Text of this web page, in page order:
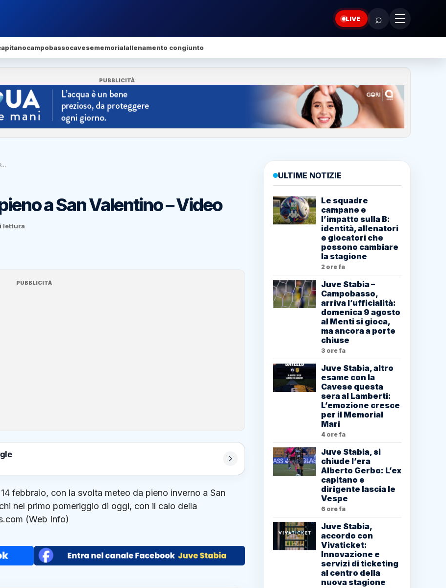
LIVE ⌕
campobassocavesememorialallenamento congiunto
PUBBLICITÀ
a San Valentino – Video
lettura
PUBBLICITÀ
febbraio, con la svolta meteo da pieno inverno a San
nel primo pomeriggio di oggi, con il calo della
(Web Info)
ULTIME NOTIZIE
Le squadre
campane e
l’impatto sulla B:
identità, allenatori
e giocatori che
possono cambiare
la stagione
2 ore fa
Juve Stabia –
Campobasso,
arriva l’ufficialità:
domenica 9 agosto
al Menti si gioca,
ma ancora a porte
chiuse
3 ore fa
Juve Stabia, altro
esame con la
Cavese questa
sera al Lamberti:
L’emozione cresce
per il Memorial
Mari
4 ore fa
Juve Stabia, si
chiude l’era
Alberto Gerbo: L’ex
capitano e
dirigente lascia le
Vespe
6 ore fa
Juve Stabia,
accordo con
Vivaticket:
Innovazione e
servizi di ticketing
al centro della
nuova stagione